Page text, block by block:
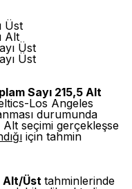
Üst
Alt
Üst
Üst
Sayı 215,5 Alt
Los Angeles
durumunda
seçimi gerçekleşse
için tahmin
Alt/Üst tahminlerinde